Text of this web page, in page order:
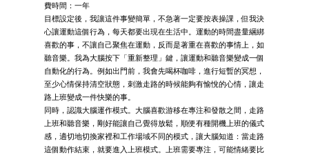
費時間：一年
目標設定後，我讓這件事變簡單，不急著一定要按表操課，但我決
心讓運動這個行為，每天都要出現在生活中。運動的時間盡量綑綁
喜歡的事，不讓自己聚焦在運動，反而是著重在喜歡的事情上，如
聽音樂。我為大腦按下「重新整理」鍵，讓運動和聽音樂變成一個
自動化的行為。例如出門前，我會先喝杯咖啡，進行短暫的冥想，
至少心情保持清空狀態，刺激走路的時候能夠有愉悅的心情，讓走
路上班變成一件快樂的事。
同時，認識大腦運作模式。大腦喜歡游移在專注和發散之間，走路
上班和聽音樂，剛好能讓自己覺得放鬆，順便有種開機上班的儀式
感，適切地切換家裡和工作場域不同的模式，讓大腦知道：當走路
這個動作結束，就要進入上班模式。上班需要專注，可能情緒要比